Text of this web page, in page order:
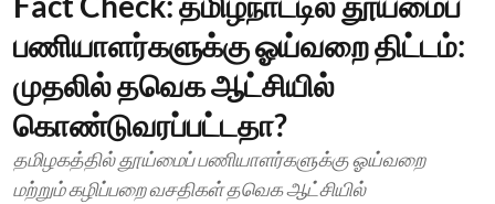
பணியாளர்களுக்கு ஓய்வறை திட்டம்:
முதலில் தவெக ஆட்சியில்
கொண்டுவரப்பட்டதா?
தமிழகத்தில் தூய்மைப் பணியாளர்களுக்கு ஓய்வறை
மற்றும் கழிப்பறை வசதிகள் தவெக ஆட்சியில்